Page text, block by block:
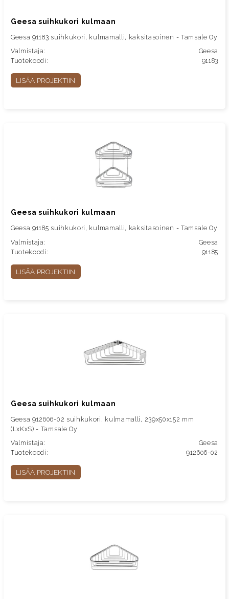
Geesa suihkukori kulmaan
Geesa 91183 suihkukori, kulmamalli, kaksitasoinen - Tamsale Oy
Valmistaja:
Geesa
Tuotekoodi:
91183
LISÄÄ PROJEKTIIN
Geesa suihkukori kulmaan
Geesa 91185 suihkukori, kulmamalli, kaksitasoinen - Tamsale Oy
Valmistaja:
Geesa
Tuotekoodi:
91185
LISÄÄ PROJEKTIIN
Geesa suihkukori kulmaan
Geesa 912606-02 suihkukori, kulmamalli, 239x50x152 mm
(LxKxS) - Tamsale Oy
Valmistaja:
Geesa
Tuotekoodi:
912606-02
LISÄÄ PROJEKTIIN